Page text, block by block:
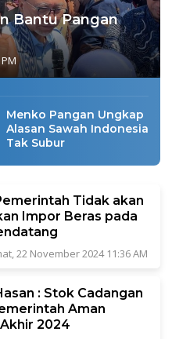
Bantu Pangan
Menko Pangan Ungkap
Alasan Sawah Indonesia
Tak Subur
Tidak akan
Impor Beras pada
22 November 2024 11:36 AM
: Stok Cadangan
Aman
2024